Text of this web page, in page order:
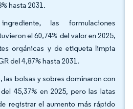
hasta 2031.
las formulaciones
el 60,74% del valor en 2025,
orgánicas y de etiqueta limpia
del 4,87% hasta 2031.
las bolsas y sobres dominaron con
45,37% en 2025, pero las latas
registrar el aumento más rápido